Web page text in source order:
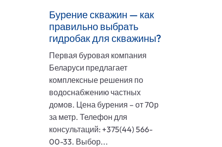
Бурение скважин — как
правильно выбрать
гидробак для скважины?
Первая буровая компания
Беларуси предлагает
комплексные решения по
водоснабжению частных
домов. Цена бурения – от 70р
за метр. Телефон для
консультаций: +375(44) 566-
00-33. Выбор...